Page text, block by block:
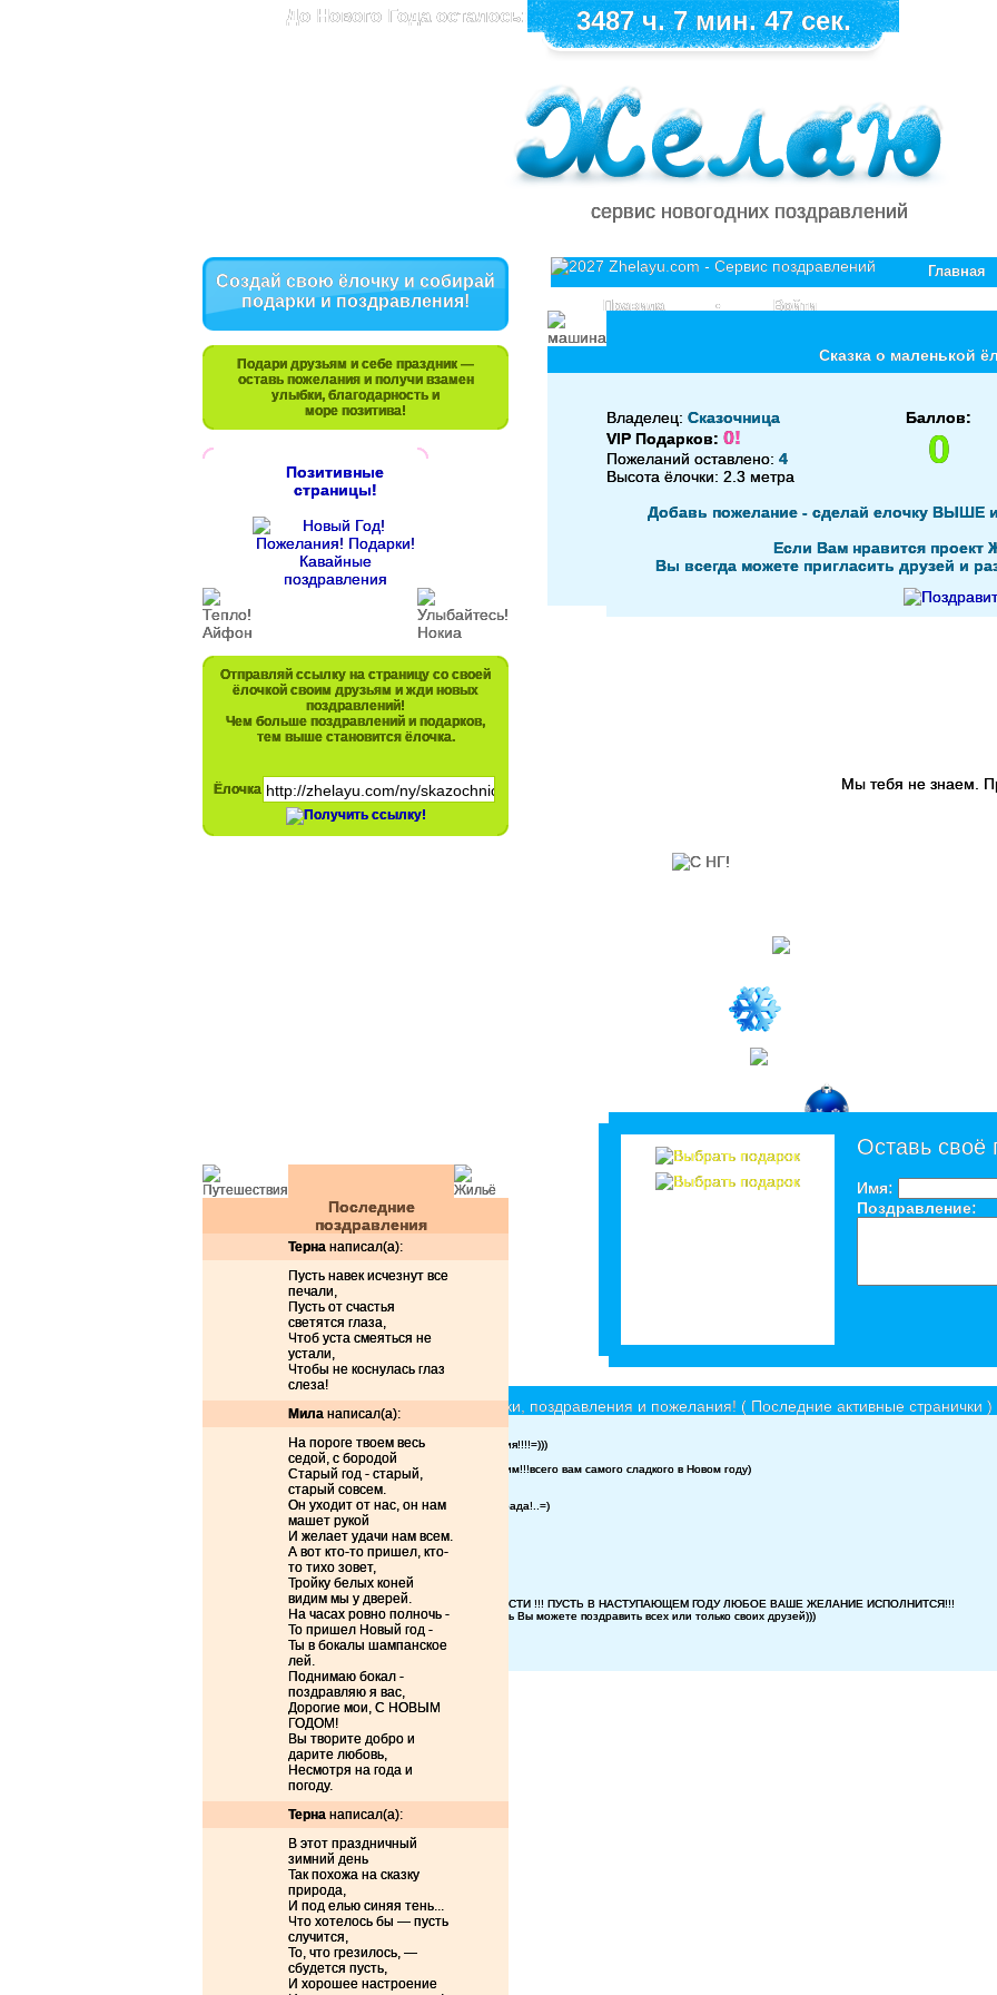
До Нового Года осталось: 3487 ч. 7 мин. 47 сек.
сервис новогодних поздравлений
Создай свою ёлочку и собирай
подарки и поздравления!
Подари друзьям и себе праздник —
оставь пожелания и получи взамен
улыбки, благодарность и
море позитива!
Позитивные
страницы!
Отправляй ссылку на страницу со своей
ёлочкой своим друзьям и жди новых
поздравлений!
Чем больше поздравлений и подарков,
тем выше становится ёлочка.
Ёлочка
Последние
поздравления
Терна написал(а):
Пусть навек исчезнут все
печали,
Пусть от счастья
светятся глаза,
Чтоб уста смеяться не
устали,
Чтобы не коснулась глаз
слеза!
Мила написал(а):
На пороге твоем весь
седой, с бородой
Старый год - старый,
старый совсем.
Он уходит от нас, он нам
машет рукой
И желает удачи нам всем.
А вот кто-то пришел, кто-
то тихо зовет,
Тройку белых коней
видим мы у дверей.
На часах ровно полночь -
То пришел Новый год -
Ты в бокалы шампанское
лей.
Поднимаю бокал -
поздравляю я вас,
Дорогие мои, С НОВЫМ
ГОДОМ!
Вы творите добро и
дарите любовь,
Несмотря на года и
погоду.
Терна написал(а):
В этот праздничный
зимний день
Так похожа на сказку
природа,
И под елью синяя тень...
Что хотелось бы — пусть
случится,
То, что грезилось, —
сбудется пусть,
И хорошее настроение
Главная
Правила
• Войти
Сказка о маленькой
Владелец: Сказочница
VIP Подарков: 0!
Пожеланий оставлено: 4
Высота ёлочки: 2.3 метра
Баллов:
0
Добавь пожелание - сделай елочку ВЫШЕ
Если Вам нравится проект
Вы всегда можете пригласить друзей и
Мы тебя не знаем.
Оставь своё
Имя:
Поздравление:
Ёлочки красавицы - принимают подарки, поздравления и пожелания! ( Последние активные странички )
Сайт нашей ёлочки http://5roses.ru
ЙОлоЧка!!!Ну ка быстро всем оставлять пожелания!!!!=)))
super elka
лохматая колючка) поздравляю всех с наступающим!!!всего вам самого сладкого в Новом году)
моя ёлочка
Пишите и дарите подарочки буду очень рада!..=)
НовогодняяМоя елочка новогодняя
......
Moy yolochkaZilyonaya yolochka
Поздравь меня!
ёлка пожелний игорьку
Моя ёлка высока, Достает до потолка...
Новый год, нам только радость принесёт !
ЕЛОЧКА ЛУЧШИХ ПОЖЕЛАНИЙ !
ВСЕХ ЖДУ В ГОСТИ !!! ПУСТЬ В НАСТУПАЮЩЕМ ГОДУ ЛЮБОЕ ВАШЕ ЖЕЛАНИЕ ИСПОЛНИТСЯ!!!
Ёлочка,ёлочка-зелёная иголочка))) (для всех)
Здесь Вы можете поздравить всех или только своих друзей)))
в лесу родилась ёлочка